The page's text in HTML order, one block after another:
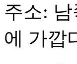
주소:
에 가깝